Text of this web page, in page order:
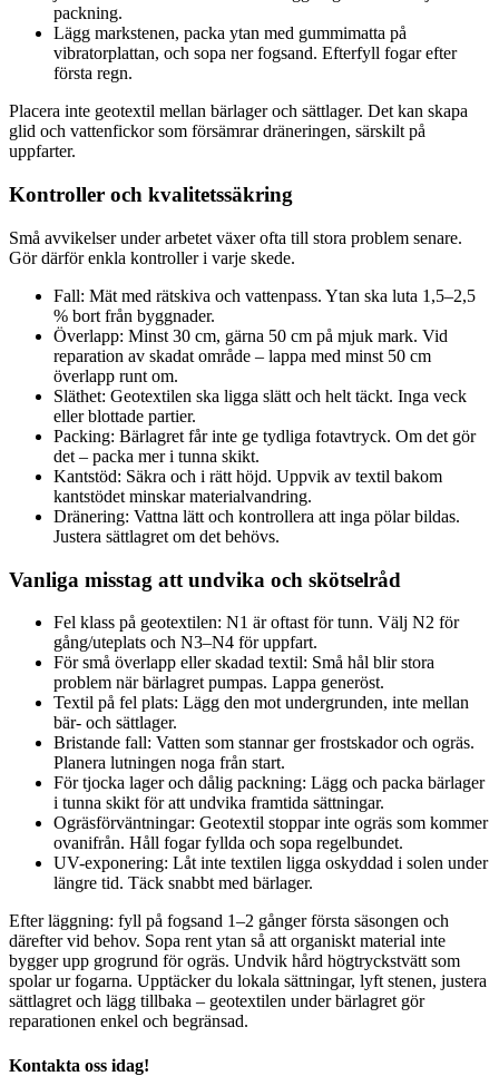
packning.
Lägg markstenen, packa ytan med gummimatta på
vibratorplattan, och sopa ner fogsand. Efterfyll fogar efter
första regn.
Placera inte geotextil mellan bärlager och sättlager. Det kan skapa
glid och vattenfickor som försämrar dräneringen, särskilt på
uppfarter.
Kontroller och kvalitetssäkring
Små avvikelser under arbetet växer ofta till stora problem senare.
Gör därför enkla kontroller i varje skede.
Fall: Mät med rätskiva och vattenpass. Ytan ska luta 1,5–2,5
% bort från byggnader.
Överlapp: Minst 30 cm, gärna 50 cm på mjuk mark. Vid
reparation av skadat område – lappa med minst 50 cm
överlapp runt om.
Släthet: Geotextilen ska ligga slätt och helt täckt. Inga veck
eller blottade partier.
Packing: Bärlagret får inte ge tydliga fotavtryck. Om det gör
det – packa mer i tunna skikt.
Kantstöd: Säkra och i rätt höjd. Uppvik av textil bakom
kantstödet minskar materialvandring.
Dränering: Vattna lätt och kontrollera att inga pölar bildas.
Justera sättlagret om det behövs.
Vanliga misstag att undvika och skötselråd
Fel klass på geotextilen: N1 är oftast för tunn. Välj N2 för
gång/uteplats och N3–N4 för uppfart.
För små överlapp eller skadad textil: Små hål blir stora
problem när bärlagret pumpas. Lappa generöst.
Textil på fel plats: Lägg den mot undergrunden, inte mellan
bär- och sättlager.
Bristande fall: Vatten som stannar ger frostskador och ogräs.
Planera lutningen noga från start.
För tjocka lager och dålig packning: Lägg och packa bärlager
i tunna skikt för att undvika framtida sättningar.
Ogräsförväntningar: Geotextil stoppar inte ogräs som kommer
ovanifrån. Håll fogar fyllda och sopa regelbundet.
UV-exponering: Låt inte textilen ligga oskyddad i solen under
längre tid. Täck snabbt med bärlager.
Efter läggning: fyll på fogsand 1–2 gånger första säsongen och
därefter vid behov. Sopa rent ytan så att organiskt material inte
bygger upp grogrund för ogräs. Undvik hård högtryckstvätt som
spolar ur fogarna. Upptäcker du lokala sättningar, lyft stenen, justera
sättlagret och lägg tillbaka – geotextilen under bärlagret gör
reparationen enkel och begränsad.
Kontakta oss idag!